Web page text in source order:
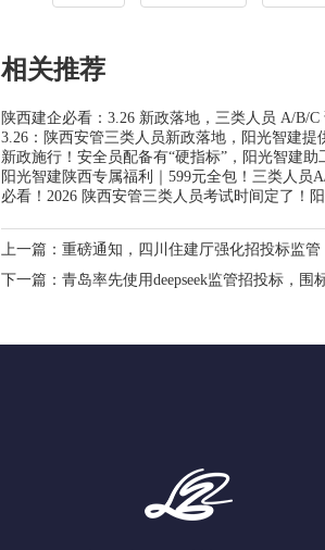
相关推荐
陕西建企必看：3.26 新政落地，三类人员 A/B/
3.26：陕西安管三类人员新政落地，阳光智建提
新政施行！安全员配备有“硬指标”，阳光智建助
阳光智建陕西专属福利｜599元全包！三类人员
必看！2026 陕西安管三类人员考试时间定了！
上一篇： 重磅通知，四川住建厅强化招投标监
下一篇： 青岛率先使用deepseek监管招投标，围